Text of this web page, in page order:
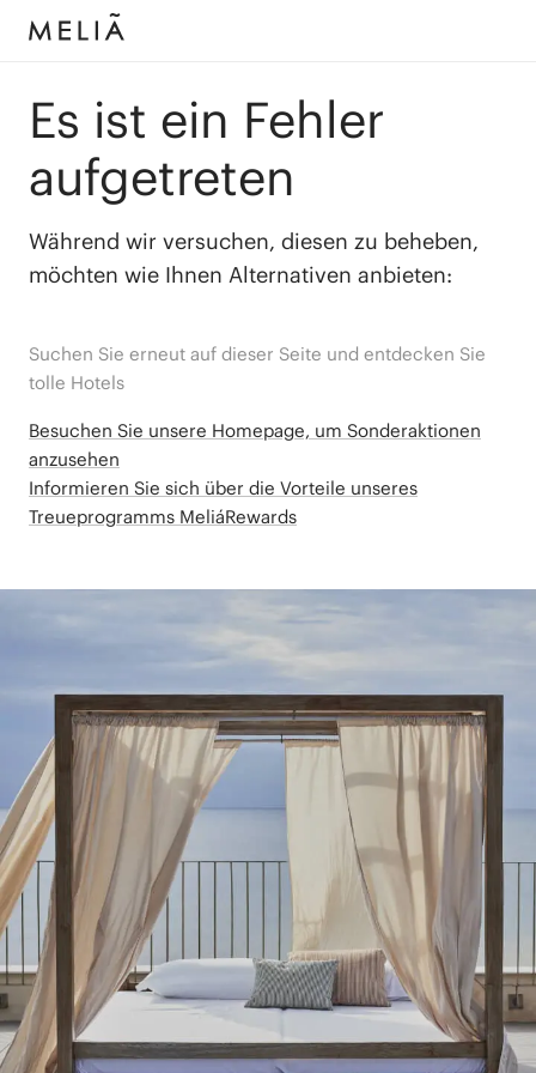
Es ist ein Fehler
aufgetreten
Während wir versuchen, diesen zu beheben,
möchten wie Ihnen Alternativen anbieten:
Suchen Sie erneut auf dieser Seite und entdecken Sie
tolle Hotels
Besuchen Sie unsere Homepage, um Sonderaktionen
anzusehen
Informieren Sie sich über die Vorteile unseres
Treueprogramms MeliáRewards